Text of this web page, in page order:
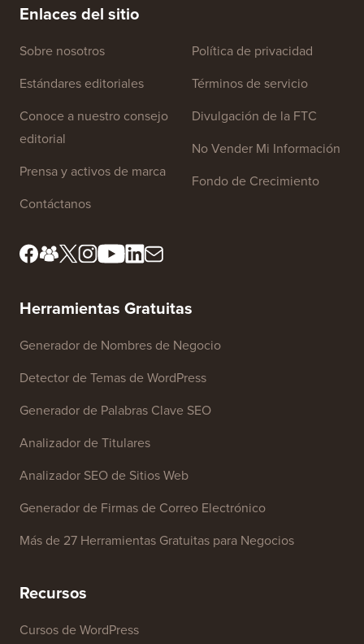
Enlaces del sitio
Sobre nosotros
Estándares editoriales
Conoce a nuestro consejo
editorial
Prensa y activos de marca
Contáctanos
Política de privacidad
Términos de servicio
Divulgación de la FTC
No Vender Mi Información
Fondo de Crecimiento
Herramientas Gratuitas
Generador de Nombres de Negocio
Detector de Temas de WordPress
Generador de Palabras Clave SEO
Analizador de Titulares
Analizador SEO de Sitios Web
Generador de Firmas de Correo Electrónico
Más de 27 Herramientas Gratuitas para Negocios
Recursos
Cursos de WordPress